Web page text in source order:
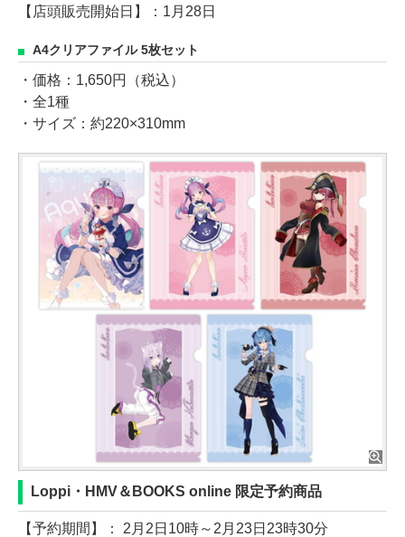
【店頭販売開始日】：1月28日
A4クリアファイル 5枚セット
・価格：1,650円（税込）
・全1種
・サイズ：約220×310mm
Loppi・HMV＆BOOKS online 限定予約商品
【予約期間】： 2月2日10時～2月23日23時30分